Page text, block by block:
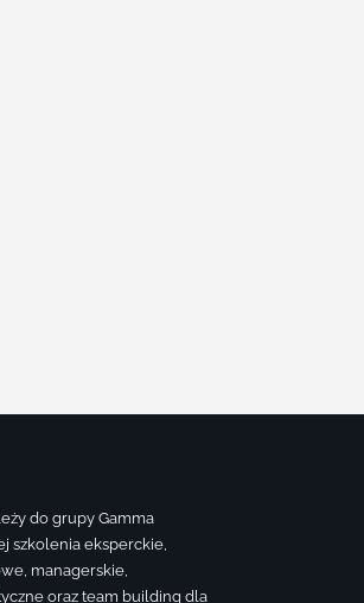
do grupy Gamma
szkolenia eksperckie,
managerskie,
oraz team building dla